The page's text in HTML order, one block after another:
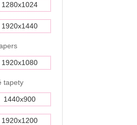
1280x1024
1920x1440
1920x1080
tapety
1440x900
1920x1200